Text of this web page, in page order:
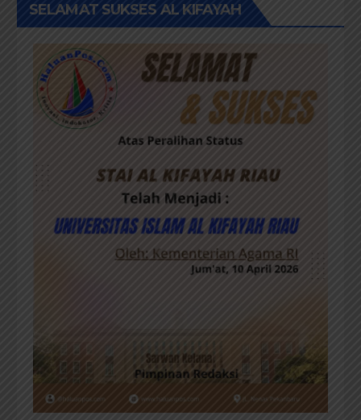
SELAMAT SUKSES AL KIFAYAH